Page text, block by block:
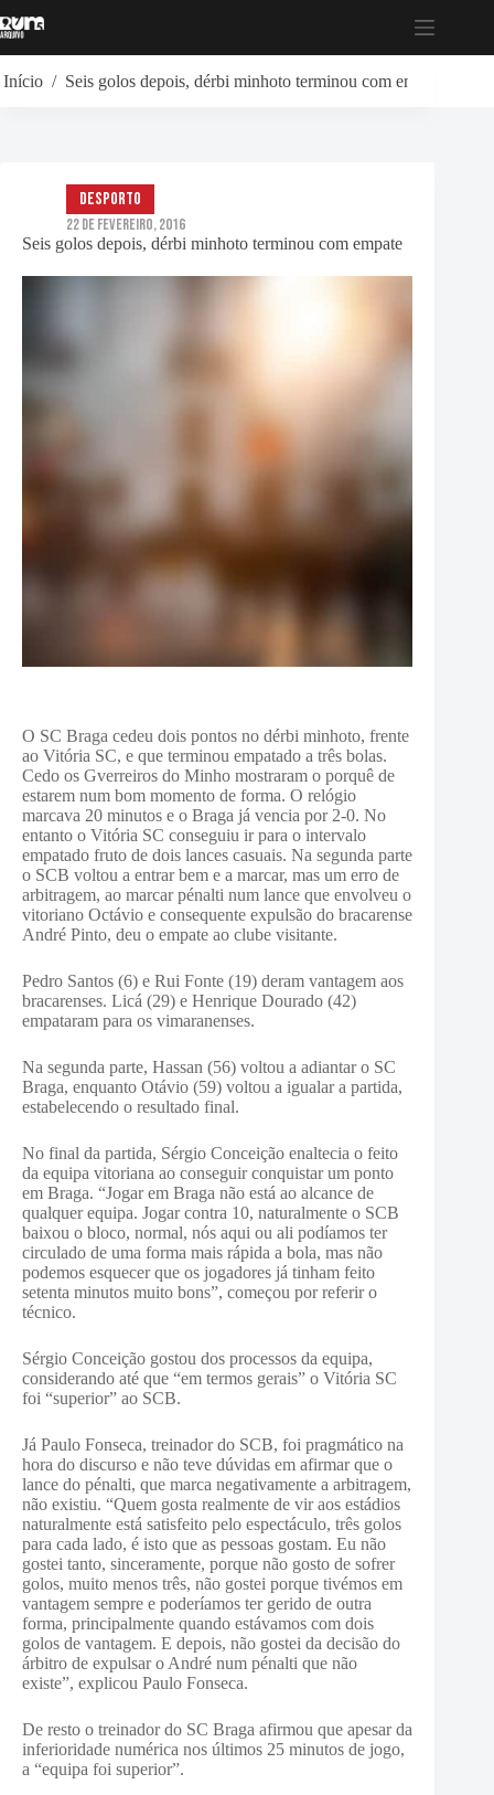
para
Início / Seis golos depois, dérbi minhoto terminou com empate
Seis golos depois, dérbi minhoto terminou com empate
Desporto
22 de Fevereiro, 2016
O SC Braga cedeu dois pontos no dérbi minhoto, frente
ao Vitória SC, e que terminou empatado a três bolas.
Cedo os Gverreiros do Minho mostraram o porquê de
estarem num bom momento de forma. O relógio
marcava 20 minutos e o Braga já vencia por 2-0. No
entanto o Vitória SC conseguiu ir para o intervalo
empatado fruto de dois lances casuais. Na segunda parte
o SCB voltou a entrar bem e a marcar, mas um erro de
arbitragem, ao marcar pénalti num lance que envolveu o
vitoriano Octávio e consequente expulsão do bracarense
André Pinto, deu o empate ao clube visitante.
Pedro Santos (6) e Rui Fonte (19) deram vantagem aos
bracarenses. Licá (29) e Henrique Dourado (42)
empataram para os vimaranenses.
Na segunda parte, Hassan (56) voltou a adiantar o SC
Braga, enquanto Otávio (59) voltou a igualar a partida,
estabelecendo o resultado final.
No final da partida, Sérgio Conceição enaltecia o feito
da equipa vitoriana ao conseguir conquistar um ponto
em Braga. “Jogar em Braga não está ao alcance de
qualquer equipa. Jogar contra 10, naturalmente o SCB
baixou o bloco, normal, nós aqui ou ali podíamos ter
circulado de uma forma mais rápida a bola, mas não
podemos esquecer que os jogadores já tinham feito
setenta minutos muito bons”, começou por referir o
técnico.
Sérgio Conceição gostou dos processos da equipa,
considerando até que “em termos gerais” o Vitória SC
foi “superior” ao SCB.
Já Paulo Fonseca, treinador do SCB, foi pragmático na
hora do discurso e não teve dúvidas em afirmar que o
lance do pénalti, que marca negativamente a arbitragem,
não existiu. “Quem gosta realmente de vir aos estádios
naturalmente está satisfeito pelo espectáculo, três golos
para cada lado, é isto que as pessoas gostam. Eu não
gostei tanto, sinceramente, porque não gosto de sofrer
golos, muito menos três, não gostei porque tivémos em
vantagem sempre e poderíamos ter gerido de outra
forma, principalmente quando estávamos com dois
golos de vantagem. E depois, não gostei da decisão do
árbitro de expulsar o André num pénalti que não
existe”, explicou Paulo Fonseca.
De resto o treinador do SC Braga afirmou que apesar da
inferioridade numérica nos últimos 25 minutos de jogo,
a “equipa foi superior”.